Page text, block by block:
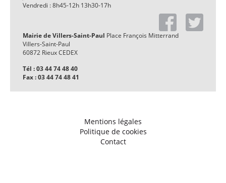
Vendredi : 8h45-12h 13h30-17h
Mairie de Villers-Saint-Paul Place François Mitterrand
Villers-Saint-Paul
60872 Rieux CEDEX
Tél : 03 44 74 48 40
Fax : 03 44 74 48 41
Mentions légales
Politique de cookies
Contact